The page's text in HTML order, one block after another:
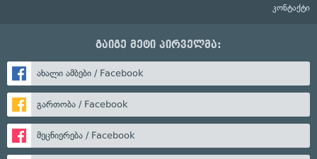
კონტაქტი
გაიგე მეტი პირველმა:
ახალი ამბები / Facebook
გართობა / Facebook
მეცნიერება / Facebook